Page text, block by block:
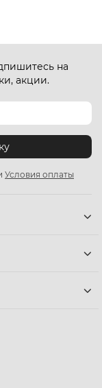
на
акции.
Условия оплаты